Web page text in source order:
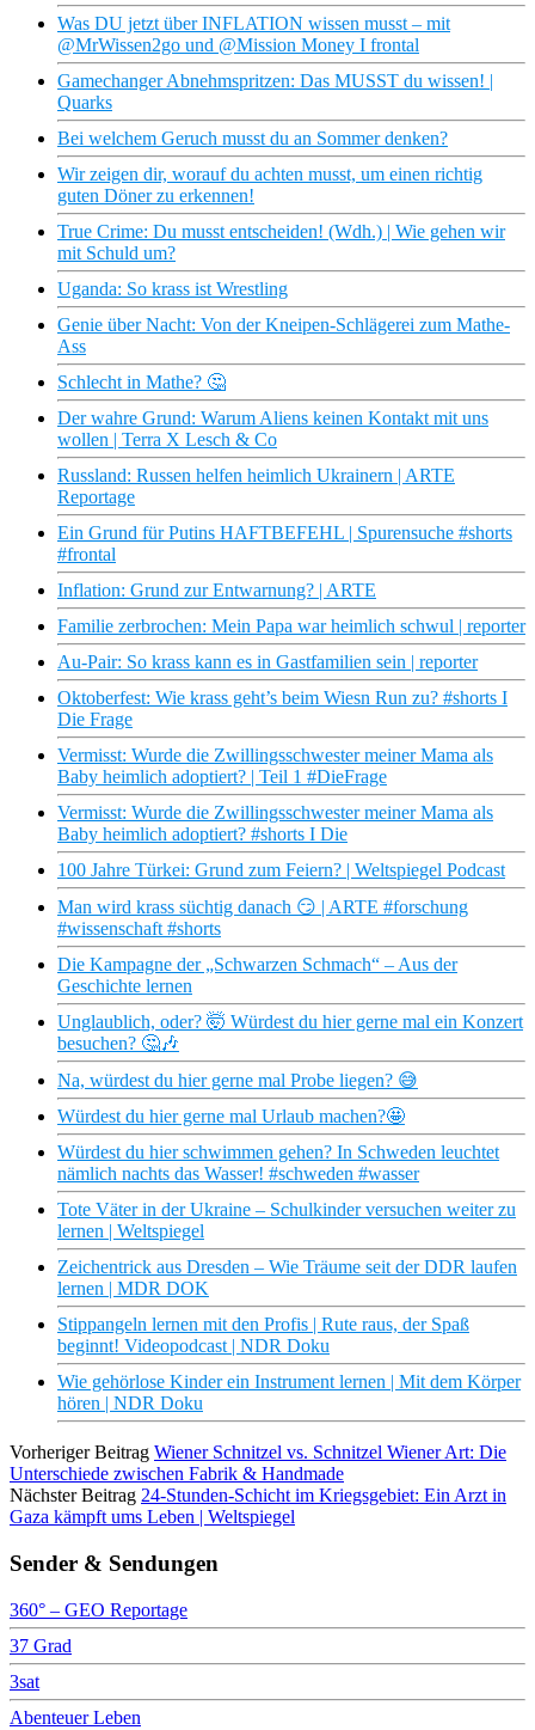
Was DU jetzt über INFLATION wissen musst – mit
@MrWissen2go und @Mission Money I frontal
Gamechanger Abnehmspritzen: Das MUSST du wissen! |
Quarks
Bei welchem Geruch musst du an Sommer denken?
Wir zeigen dir, worauf du achten musst, um einen richtig
guten Döner zu erkennen!
True Crime: Du musst entscheiden! (Wdh.) | Wie gehen wir
mit Schuld um?
Uganda: So krass ist Wrestling
Genie über Nacht: Von der Kneipen-Schlägerei zum Mathe-
Ass
Schlecht in Mathe? 🤔
Der wahre Grund: Warum Aliens keinen Kontakt mit uns
wollen | Terra X Lesch & Co
Russland: Russen helfen heimlich Ukrainern | ARTE
Reportage
Ein Grund für Putins HAFTBEFEHL | Spurensuche #shorts
#frontal
Inflation: Grund zur Entwarnung? | ARTE
Familie zerbrochen: Mein Papa war heimlich schwul | reporter
Au-Pair: So krass kann es in Gastfamilien sein | reporter
Oktoberfest: Wie krass geht’s beim Wiesn Run zu? #shorts I
Die Frage
Vermisst: Wurde die Zwillingsschwester meiner Mama als
Baby heimlich adoptiert? | Teil 1 #DieFrage
Vermisst: Wurde die Zwillingsschwester meiner Mama als
Baby heimlich adoptiert? #shorts I Die
100 Jahre Türkei: Grund zum Feiern? | Weltspiegel Podcast
Man wird krass süchtig danach 😏 | ARTE #forschung
#wissenschaft #shorts
Die Kampagne der „Schwarzen Schmach“ – Aus der
Geschichte lernen
Unglaublich, oder? 🤯 Würdest du hier gerne mal ein Konzert
besuchen? 🤔🎶
Na, würdest du hier gerne mal Probe liegen? 😅
Würdest du hier gerne mal Urlaub machen?🤩
Würdest du hier schwimmen gehen? In Schweden leuchtet
nämlich nachts das Wasser! #schweden #wasser
Tote Väter in der Ukraine – Schulkinder versuchen weiter zu
lernen | Weltspiegel
Zeichentrick aus Dresden – Wie Träume seit der DDR laufen
lernen | MDR DOK
Stippangeln lernen mit den Profis | Rute raus, der Spaß
beginnt! Videopodcast | NDR Doku
Wie gehörlose Kinder ein Instrument lernen | Mit dem Körper
hören | NDR Doku
Vorheriger Beitrag Wiener Schnitzel vs. Schnitzel Wiener Art: Die
Unterschiede zwischen Fabrik & Handmade
Nächster Beitrag 24-Stunden-Schicht im Kriegsgebiet: Ein Arzt in
Gaza kämpft ums Leben | Weltspiegel
Sender & Sendungen
360° – GEO Reportage
37 Grad
3sat
Abenteuer Leben